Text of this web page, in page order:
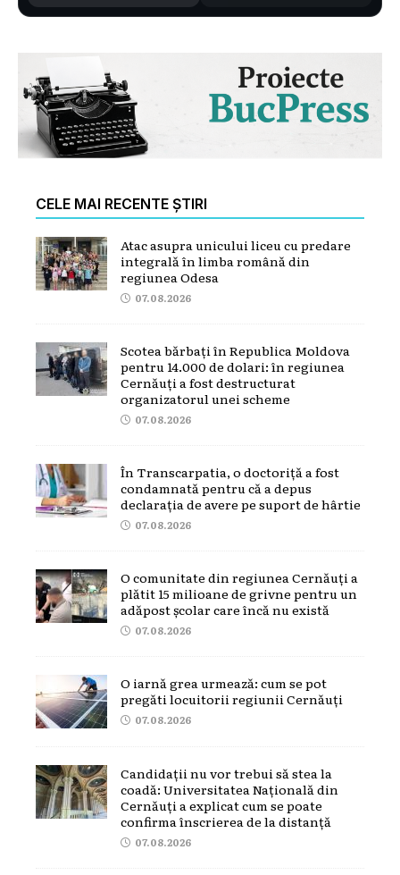
CELE MAI RECENTE ȘTIRI
Atac asupra unicului liceu cu predare
integrală în limba română din
regiunea Odesa
07.08.2026
Scotea bărbați în Republica Moldova
pentru 14.000 de dolari: în regiunea
Cernăuți a fost destructurat
organizatorul unei scheme
07.08.2026
În Transcarpatia, o doctoriță a fost
condamnată pentru că a depus
declarația de avere pe suport de hârtie
07.08.2026
O comunitate din regiunea Cernăuți a
plătit 15 milioane de grivne pentru un
adăpost școlar care încă nu există
07.08.2026
O iarnă grea urmează: cum se pot
pregăti locuitorii regiunii Cernăuți
07.08.2026
Candidații nu vor trebui să stea la
coadă: Universitatea Națională din
Cernăuți a explicat cum se poate
confirma înscrierea de la distanță
07.08.2026